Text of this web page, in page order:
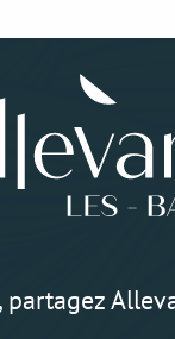
partagez